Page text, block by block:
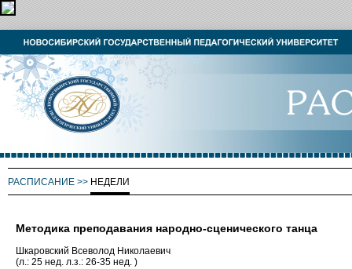
РАСПИСАНИЕ >> НЕДЕЛИ
Методика преподавания народно-сценического танца
Шкаровский Всеволод Николаевич
(л.: 25 нед. л.з.: 26-35 нед. )